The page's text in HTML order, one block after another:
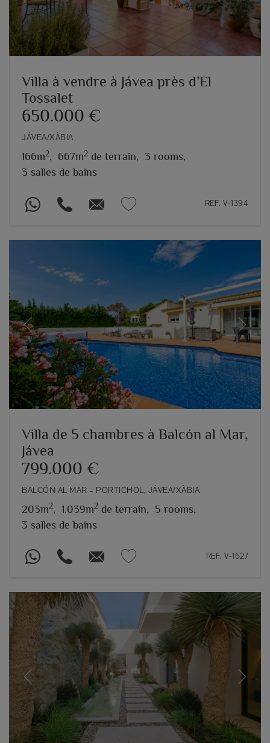
Villa à vendre à Jávea près d’El
Tossalet
650.000 €
JÁVEA/XÀBIA
166m2, 667m2 de terrain, 3 rooms,
3 salles de bains
REF. V-1394
Previous Next
Villa de 5 chambres à Balcón al Mar,
Jávea
799.000 €
BALCÓN AL MAR – PORTICHOL, JÁVEA/XÀBIA
203m2, 1.039m2 de terrain, 5 rooms,
3 salles de bains
REF. V-1627
Previous Next